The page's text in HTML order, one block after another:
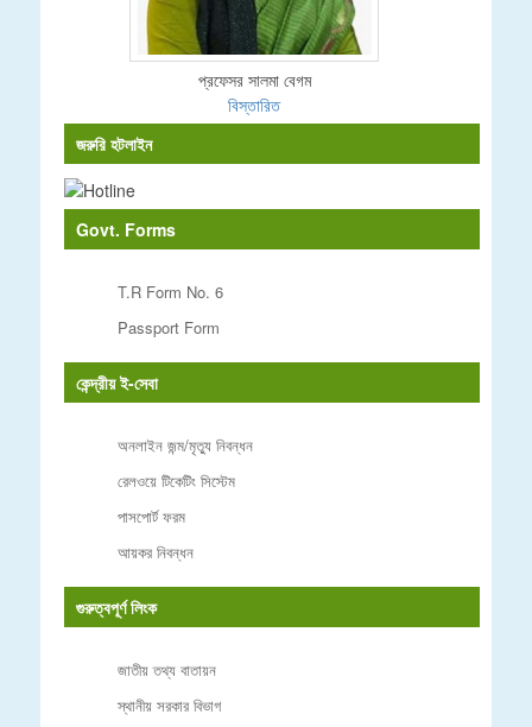
প্রফেসর সালমা বেগম
বিস্তারিত
জরুরি হটলাইন
Govt. Forms
T.R Form No. 6
Passport Form
কেন্দ্রীয় ই-সেবা
অনলাইন জন্ম/মৃত্যু নিবন্ধন
রেলওয়ে টিকেটিং সিস্টেম
পাসপোর্ট ফরম
আয়কর নিবন্ধন
গুরুত্বপূর্ণ লিংক
জাতীয় তথ্য বাতায়ন
স্থানীয় সরকার বিভাগ